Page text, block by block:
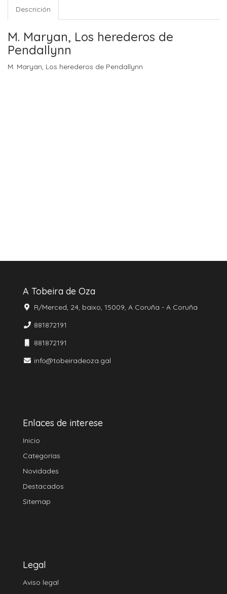
Descrición
M. Maryan, Los herederos de
Pendallynn
M. Maryan, Los herederos de Pendallynn
A Tobeira de Oza
R/Merced, 24, baixo, 15009, A Coruña - A Coruña
881872191
881872191
info@tobeiradeoza.gal
Enlaces de interese
Inicio
Categorías
Novidades
Destacados
Sitemap
Legal
Aviso legal